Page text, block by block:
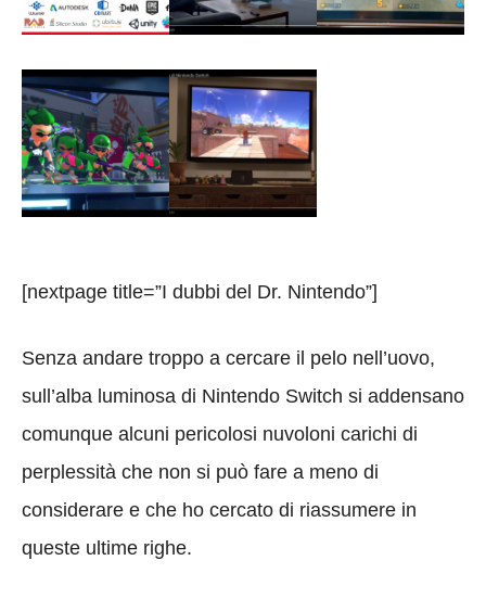
[nextpage title=”I dubbi del Dr. Nintendo”]
Senza andare troppo a cercare il pelo nell’uovo,
sull’alba luminosa di Nintendo Switch si addensano
comunque alcuni pericolosi nuvoloni carichi di
perplessità che non si può fare a meno di
considerare e che ho cercato di riassumere in
queste ultime righe.